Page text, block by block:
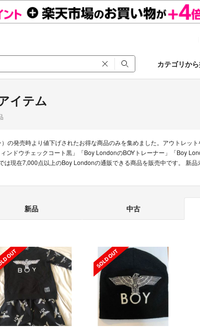
カテゴリか
イテム
の発売時より値下げされたお得な商品のみを集めました。アウトレッ
ドウチェックコート黒」「Boy LondonのBOYトレーナー」「Boy
は現在7,000点以上のBoy Londonの通販できる商品を販売中です。 新
新品 中古